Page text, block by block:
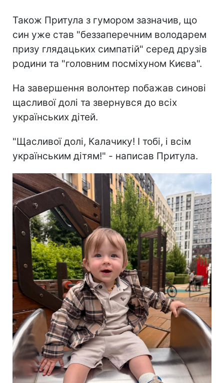
Також Притула з гумором зазначив, що
син уже став "беззаперечним володарем
призу глядацьких симпатій" серед друзів
родини та "головним посміхуном Києва".
На завершення волонтер побажав синові
щасливої долі та звернувся до всіх
українських дітей.
"Щасливої долі, Калачику! І тобі, і всім
українським дітям!" - написав Притула.